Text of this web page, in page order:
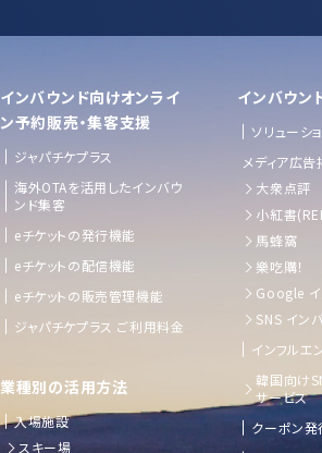
インバウンド向けオンライ
ン予約販売・集客支援
ジャパチケプラス
海外OTAを活用したインバウ
ンド集客
eチケットの発行機能
eチケットの配信機能
eチケットの販売管理機能
ジャパチケプラス ご利用料金
業種別の活用方法
入場施設
スキー場
インバウン
ソリューシ
メディア広
大衆点評
小紅書
馬蜂窩
樂吃購！
Google イ
SNS イン
インフルエ
韓国向け
サービス
クーポン発